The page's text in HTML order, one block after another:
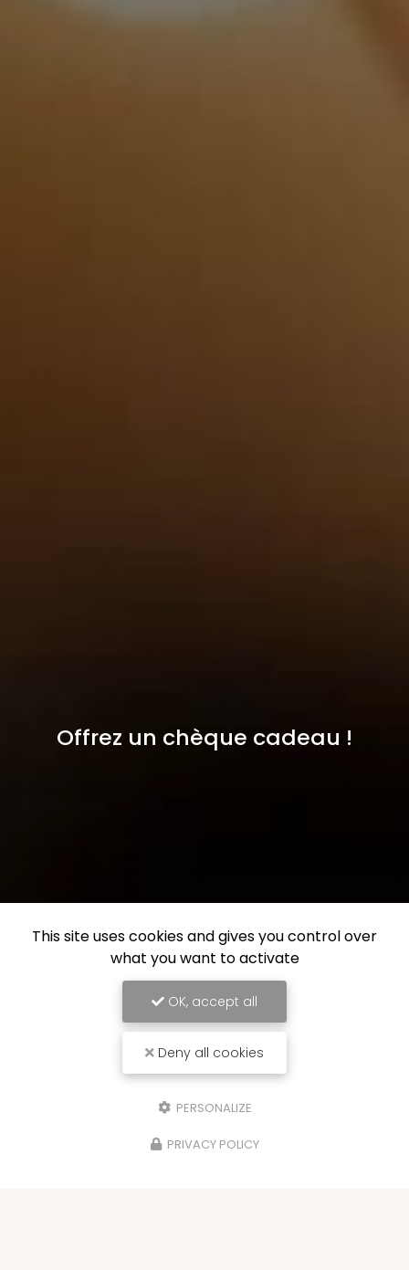
Offrez un chèque cadeau !
This site uses cookies and gives you control over
what you want to activate
OK, accept all
Deny all cookies
PERSONALIZE
PRIVACY POLICY